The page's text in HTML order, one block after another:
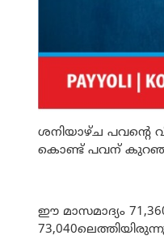
ശനിയാഴ്ച പവന്റെ
കൊണ്ട് പവന്
ഈ മാസമാദ്യം